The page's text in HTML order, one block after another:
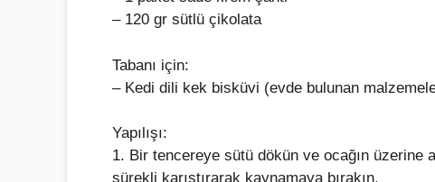
– 120 gr sütlü çikolata
Tabanı için:
– Kedi dili kek bisküvi (evde bulunan
Yapılışı:
1. Bir tencereye sütü dökün ve ocağın
sürekli karıştırarak kaynamaya bırakın.